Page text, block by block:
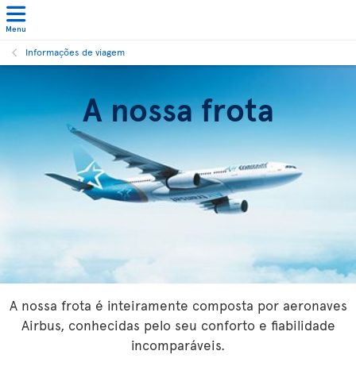
Menu
Informações de viagem
A nossa frota
A nossa frota é inteiramente composta por aeronaves
Airbus, conhecidas pelo seu conforto e fiabilidade
incomparáveis.